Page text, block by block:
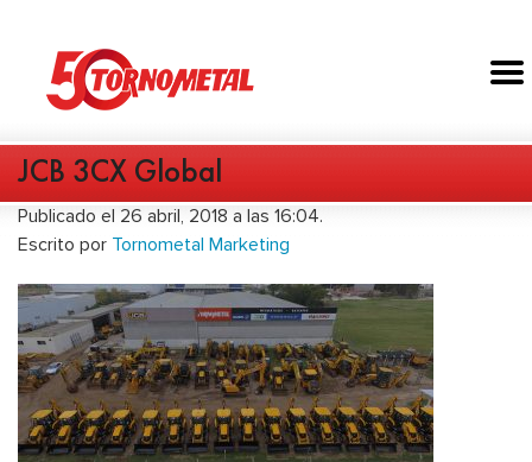
JCB 3CX Global
Publicado el 26 abril, 2018 a las 16:04.
Escrito por Tornometal Marketing